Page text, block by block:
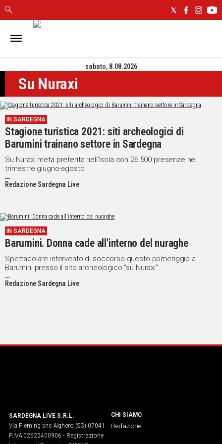
IN
CAGLIARI
SASSARI
NUORO
ORISTANO
SULCIS
GALLURA
OGLIASTRA
MEDIO
CAMPIDANO
POLITICA
IN
ITALIA
NEL
MONDO
SPORT
AL CANALE
WHATSAPP
sabato, 8.08.2026
Su Nuraxi
IN SARDEGNA
Stagione turistica 2021: siti archeologici di
Barumini trainano settore in Sardegna
Su Nuraxi meta preferita nell’Isola con 26.500 presenze nel
trimestre giugno-agosto
Redazione Sardegna Live
IN SARDEGNA
Barumini. Donna cade all'interno del nuraghe
Spettacolare intervento di soccorso questo pomeriggio a
Barumini presso il sito archeologico "su Nuraxi".
Redazione Sardegna Live
SARDEGNA LIVE S.R.L.
Via Fleming snc Alghero (SS) 07041
P.IVA 02622400906 - Registrazione
CHI SIAMO
Redazione